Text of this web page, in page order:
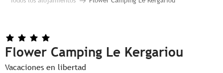
Flower Camping Le Kergariou
Vacaciones en libertad